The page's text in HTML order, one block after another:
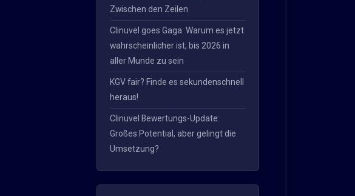
Zwischen den Zeilen
Clinuvel goes Gaga: Warum es jetzt
wahrscheinlicher ist, bis 2026 in
aller Munde zu sein
KGV fair? Finde es sekundenschnell
heraus!
Clinuvel Bewertungs-Update:
Großes Potential, aber gelingt die
Umsetzung?